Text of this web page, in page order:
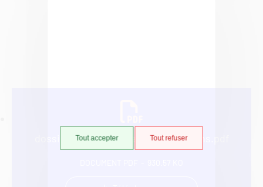
Tout accepter Tout refuser
dossier_pedagogique_danses-ecrans.pdf